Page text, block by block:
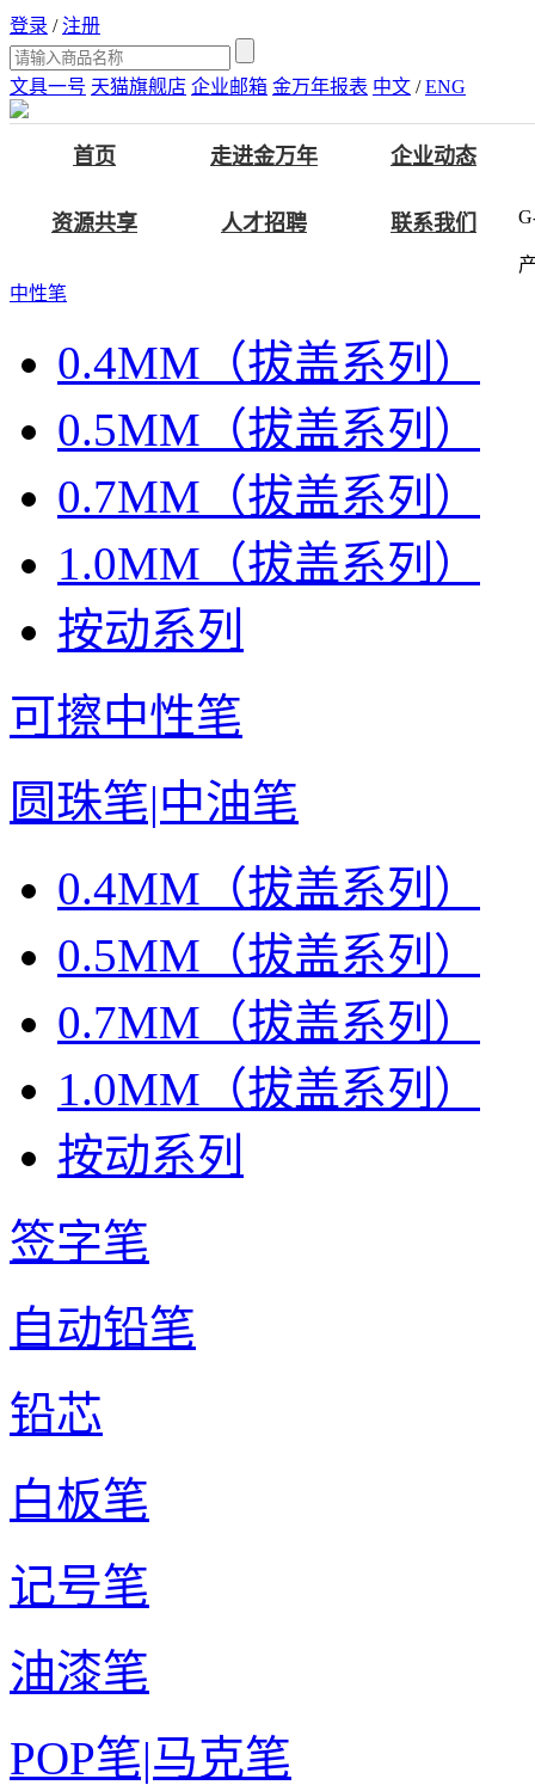
登录 / 注册
文具一号 天猫旗舰店 企业邮箱 金万年报表 中文 / ENG
首页 走进金万年 企业动态
资源共享 人才招聘 联系我们
中性笔
0.4MM（拔盖系列）
0.5MM（拔盖系列）
0.7MM（拔盖系列）
1.0MM（拔盖系列）
按动系列
可擦中性笔
圆珠笔|中油笔
0.4MM（拔盖系列）
0.5MM（拔盖系列）
0.7MM（拔盖系列）
1.0MM（拔盖系列）
按动系列
签字笔
自动铅笔
铅芯
白板笔
记号笔
油漆笔
POP笔|马克笔